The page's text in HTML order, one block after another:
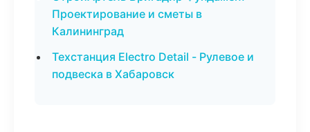
Проектирование и сметы в
Калининград
Техстанция Electro Detail - Рулевое и
подвеска в Хабаровск